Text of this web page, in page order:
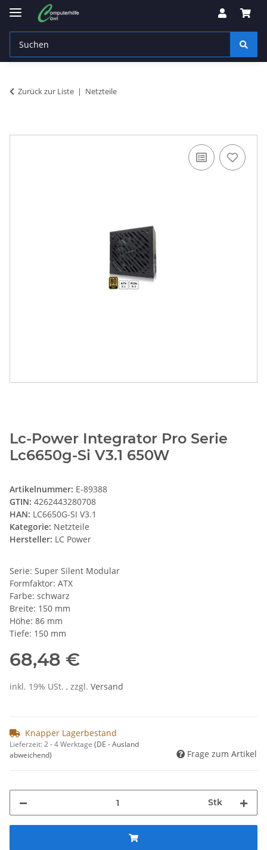
Zurück zur Liste Netzteile
Lc-Power Integrator Pro Serie
Lc6650g-Si V3.1 650W
Artikelnummer: E-89388
GTIN: 4262443280708
HAN: LC6650G-SI V3.1
Kategorie: Netzteile
Hersteller: LC Power
Serie: Super Silent Modular
Formfaktor: ATX
Farbe: schwarz
Breite: 150 mm
Höhe: 86 mm
Tiefe: 150 mm
68,48 €
inkl. 19% USt. , zzgl. Versand
Knapper Lagerbestand
Lieferzeit:2 - 4 Werktage (DE - Ausland
abweichend)
Frage zum Artikel
Stk